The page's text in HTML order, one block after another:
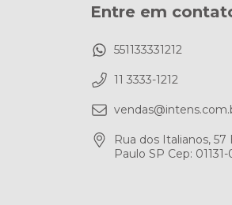
Entre em
551133331212
11 3333-1212
Rua dos Italianos,
Paulo SP Cep: